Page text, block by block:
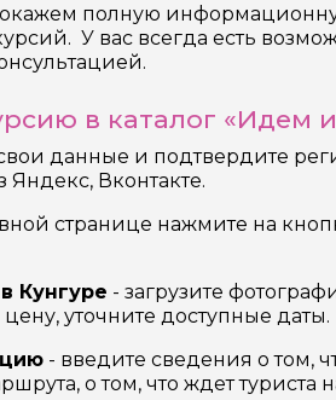
полную
У вас всегда есть
в каталог «Идем
данные и подтвердите
Вконтакте.
странице нажмите на
Кунгуре - загрузите
уточните доступные даты.
- введите сведения о том,
о том, что ждет туриста